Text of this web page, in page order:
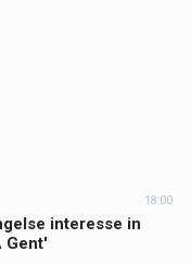
18:00
interesse in
Gent'